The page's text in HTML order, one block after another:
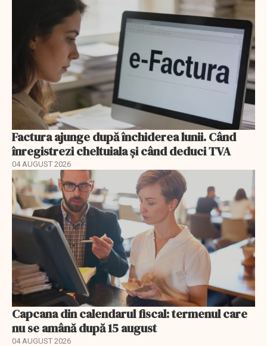
Factura ajunge după închiderea lunii. Când
înregistrezi cheltuiala și când deduci TVA
04 AUGUST 2026
Capcana din calendarul fiscal: termenul care
nu se amână după 15 august
04 AUGUST 2026